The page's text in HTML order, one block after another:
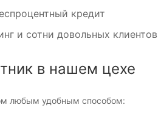
кредит
и сотни довольных клиентов
в нашем цехе
любым удобным способом: